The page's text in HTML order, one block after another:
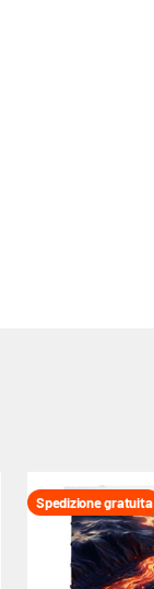
Spedizione gratuita